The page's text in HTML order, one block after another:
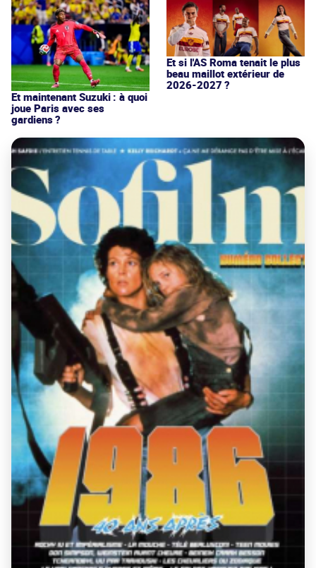
Et maintenant Suzuki : à quoi
joue Paris avec ses
gardiens ?
Et si l'AS Roma tenait le plus
beau maillot extérieur de
2026-2027 ?